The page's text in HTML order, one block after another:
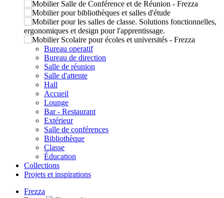
Bureau operatif
Bureau de direction
Salle de réunion
Salle d'attente
Hall
Accueil
Lounge
Bar - Restaurant
Extérieur
Salle de conférences
Bibliothèque
Classe
Éducation
Collections
Projets et inspirations
Frezza